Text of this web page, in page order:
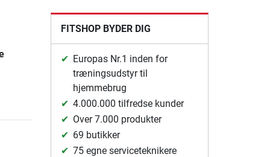
FITSHOP BYDER DIG
Europas Nr.1 inden for
træningsudstyr til
hjemmebrug
4.000.000 tilfredse kunder
Over 7.000 produkter
69 butikker
75 egne serviceteknikere